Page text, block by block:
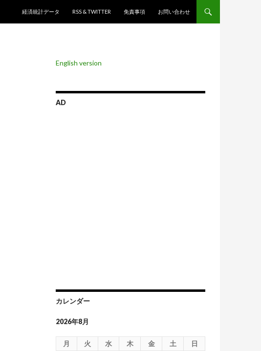
経済統計データ
RSS & TWITTER 免責事項 お問い合わせ
English version
AD
カレンダー
2026年8月
月 火 水 木 金 土
日